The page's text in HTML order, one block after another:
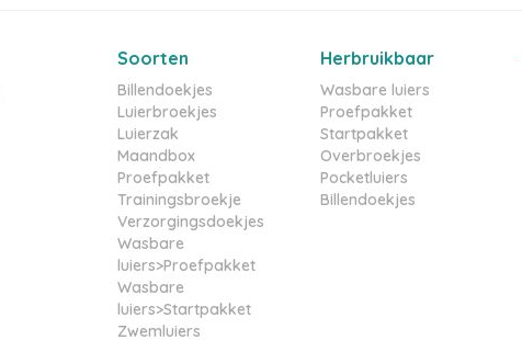
Soorten
Billendoekjes
Luierbroekjes
Luierzak
Maandbox
Proefpakket
Trainingsbroekje
Verzorgingsdoekjes
Wasbare
luiers>Proefpakket
Wasbare
luiers>Startpakket
Zwemluiers
Herbruikbaar
Wasbare luiers
Proefpakket
Startpakket
Overbroekjes
Pocketluiers
Billendoekjes